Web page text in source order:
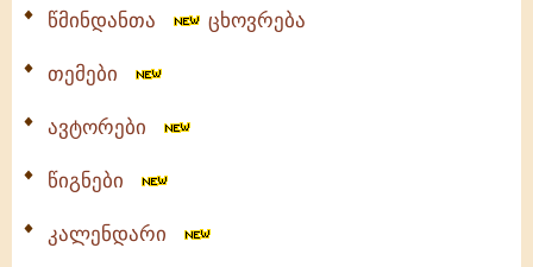
წმინდანთა ცხოვრება
თემები
ავტორები
წიგნები
კალენდარი